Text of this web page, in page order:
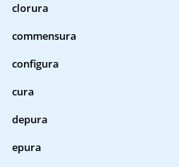
clorura
commensura
configura
cura
depura
epura